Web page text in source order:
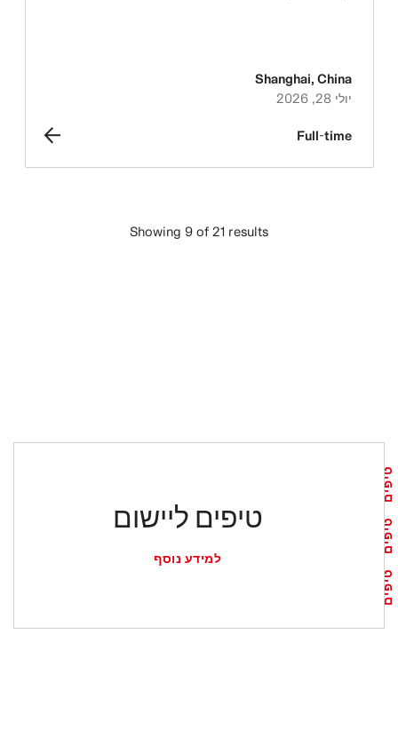
Shanghai, China
יולי 28, 2026
Full-time
Showing 9 of 21 results
טיפים ליישום
למידע נוסף
טיפים
טיפים
טיפים